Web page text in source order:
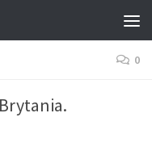
0